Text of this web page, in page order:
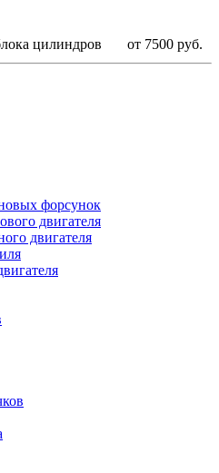
цилиндров от 7500 руб.
форсунок
двигателя
двигателя